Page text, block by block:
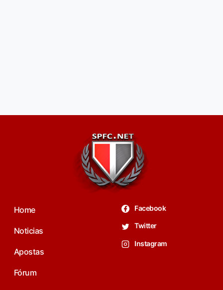
Home
Noticias
Apostas
Fórum
Facebook
Twitter
Instagram